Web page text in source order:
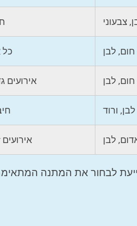
צבעוני
חום, לבן כל
חום, לבן אירועים
לבן, ורוד
לבן אירועים
לבחור את המתנה